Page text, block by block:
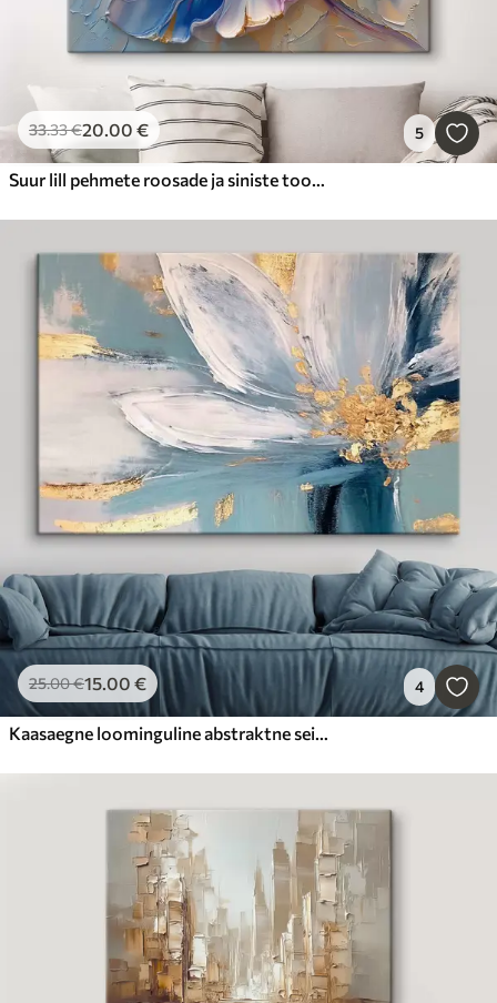
33.33€20.00 € 5
Suur lill pehmete roosade ja siniste toonidega
25.00€15.00 € 4
Kaasaegne loominguline abstraktne seinakunst